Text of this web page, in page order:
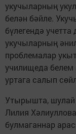
укучыларның
белән бәйле.
бүлегендә
укучыларның
проблемалар
училищеда белем
уртага салып
Утырышта, шулай
Лилия
булмаганнар